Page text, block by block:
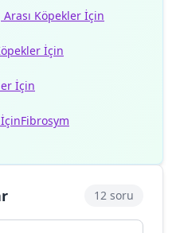
Köpekler İçin
İçin
İçin
Fibrosym
12 soru